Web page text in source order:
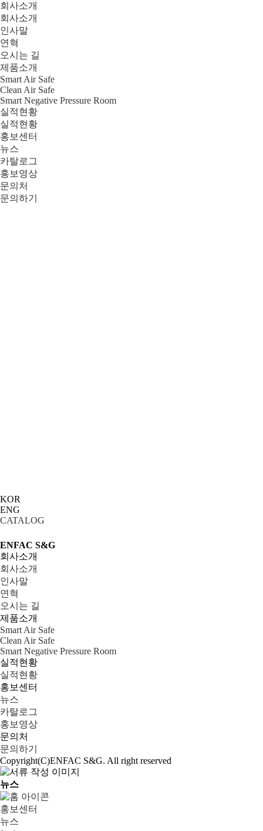
회사소개
회사소개
인사말
연혁
오시는 길
제품소개
Smart Air Safe
Clean Air Safe
Smart Negative Pressure Room
실적현황
실적현황
홍보센터
뉴스
카탈로그
홍보영상
문의처
문의하기
KOR
ENG
CATALOG
ENFAC S&G
회사소개
회사소개
인사말
연혁
오시는 길
제품소개
Smart Air Safe
Clean Air Safe
Smart Negative Pressure Room
실적현황
실적현황
홍보센터
뉴스
카탈로그
홍보영상
문의처
문의하기
Copyright(C)ENFAC S&G. All right reserved
뉴스
홍보센터
뉴스